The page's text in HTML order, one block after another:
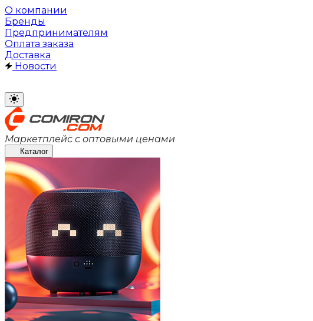
О компании
Бренды
Предпринимателям
Оплата заказа
Доставка
Новости
Маркетплейс с оптовыми ценами
Каталог